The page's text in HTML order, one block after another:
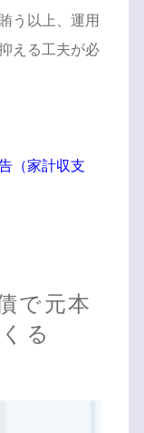
う以上、運用
える工夫が必
（家計収支
で元本
る